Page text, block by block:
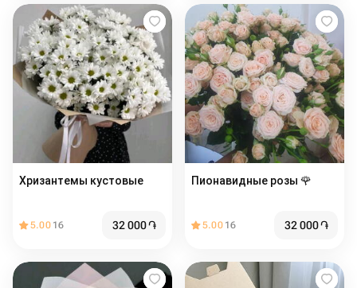
Хризантемы кустовые
5.00 16 32 000֏
Пионавидные розы 🌹
5.00 16 32 000֏